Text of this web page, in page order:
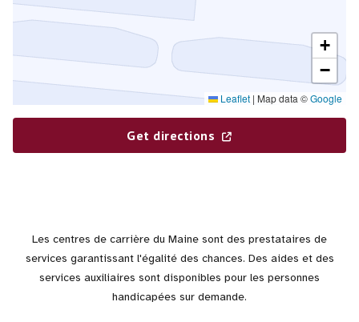
+
−
Leaflet | Map data ©Google
Get directions
Les centres de carrière du Maine sont des prestataires de
services garantissant l'égalité des chances. Des aides et des
services auxiliaires sont disponibles pour les personnes
handicapées sur demande.